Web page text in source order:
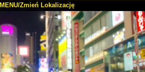
MENU/Zmień Lokalizację
TOP
Specyfikacja Cena
Opinie FAQ